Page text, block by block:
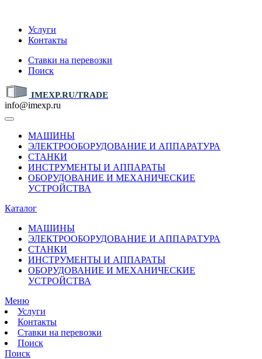
Услуги
Контакты
Ставки на перевозки
Поиск
IMEXP.RU/TRADE
info@imexp.ru
МАШИНЫ
ЭЛЕКТРООБОРУДОВАНИЕ И АППАРАТУРА
СТАНКИ
ИНСТРУМЕНТЫ И АППАРАТЫ
ОБОРУДОВАНИЕ И МЕХАНИЧЕСКИЕ
УСТРОЙСТВА
Каталог
МАШИНЫ
ЭЛЕКТРООБОРУДОВАНИЕ И АППАРАТУРА
СТАНКИ
ИНСТРУМЕНТЫ И АППАРАТЫ
ОБОРУДОВАНИЕ И МЕХАНИЧЕСКИЕ
УСТРОЙСТВА
Меню
Услуги
Контакты
Ставки на перевозки
Поиск
Поиск